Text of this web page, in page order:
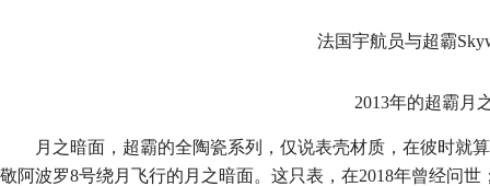
法国宇航员与超霸
2013年的超霸月
月之暗面，超霸的全陶瓷系列，仅说表壳材质，在彼时就
敬阿波罗8号绕月飞行的月之暗面。这只表，在2018年曾经问